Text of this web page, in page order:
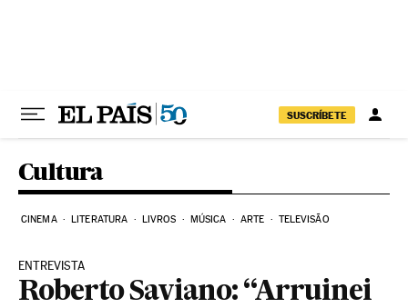
SUSCRÍBETE
Cultura
CINEMA LITERATURA LIVROS MÚSICA ARTE TELEVISÃO
ENTREVISTA
Roberto Saviano: “Arruinei